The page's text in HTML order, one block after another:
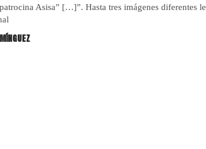
Asisa” […]”. Hasta tres imágenes diferentes le